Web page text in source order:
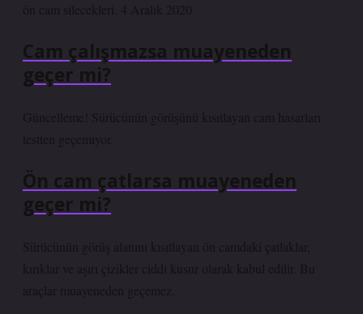
ön cam silecekleri. 4 Aralık 2020
Cam çalışmazsa muayeneden
geçer mi?
Güncelleme! Sürücünün görüşünü kısıtlayan cam hasarları
testten geçemiyor.
Ön cam çatlarsa muayeneden
geçer mi?
Sürücünün görüş alanını kısıtlayan ön camdaki çatlaklar,
kırıklar ve aşırı çizikler ciddi kusur olarak kabul edilir. Bu
araçlar muayeneden geçemez.